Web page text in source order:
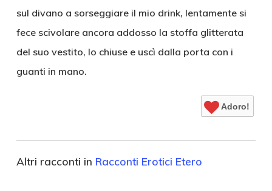
sul divano a sorseggiare il mio drink, lentamente si
fece scivolare ancora addosso la stoffa glitterata
del suo vestito, lo chiuse e uscì dalla porta con i
guanti in mano.
Adoro!
Altri racconti in Racconti Erotici Etero